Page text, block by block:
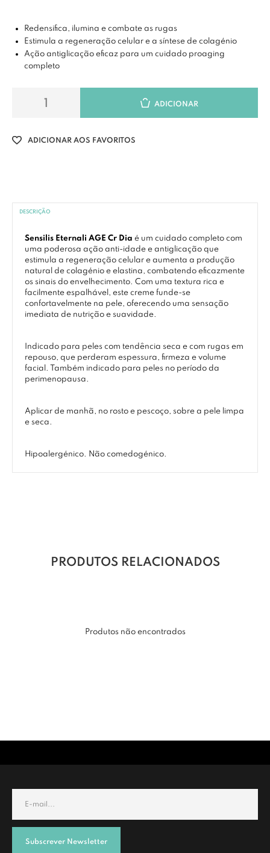
Redensifica, ilumina e combate as rugas
Estimula a regeneração celular e a síntese de colagénio
Ação antiglicação eficaz para um cuidado proaging
completo
ADICIONAR
ADICIONAR AOS FAVORITOS
DESCRIÇÃO
Sensilis Eternali AGE Cr Dia é um cuidado completo com
uma poderosa ação anti-idade e antiglicação que
estimula a regeneração celular e aumenta a produção
natural de colagénio e elastina, combatendo eficazmente
os sinais do envelhecimento. Com uma textura rica e
facilmente espalhável, este creme funde-se
confortavelmente na pele, oferecendo uma sensação
imediata de nutrição e suavidade.
Indicado para peles com tendência seca e com rugas em
repouso, que perderam espessura, firmeza e volume
facial. Também indicado para peles no período da
perimenopausa.
Aplicar de manhã, no rosto e pescoço, sobre a pele limpa
e seca.
Hipoalergénico. Não comedogénico.
PRODUTOS RELACIONADOS
Produtos não encontrados
Subscrever Newsletter